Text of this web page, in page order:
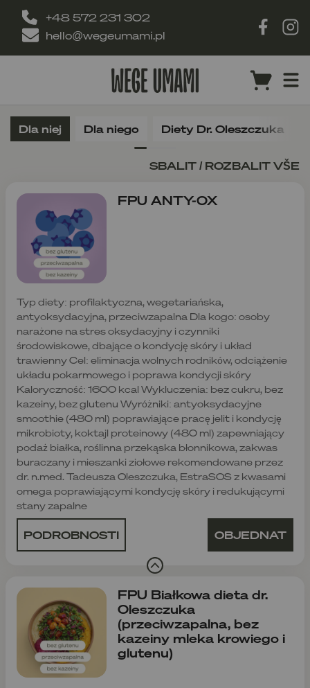
+48 572 231 302
hello@wegeumami.pl
Dla niej Dla niego Diety Dr. Oleszczuka
SBALIT / ROZBALIT VŠE
FPU ANTY-OX
Typ diety: profilaktyczna, wegetariańska,
antyoksydacyjna, przeciwzapalna Dla kogo: osoby
narażone na stres oksydacyjny i czynniki
środowiskowe, dbające o kondycję skóry i układ
trawienny Cel: eliminacja wolnych rodników, odciążenie
układu pokarmowego i poprawa kondycji skóry
Kaloryczność: 1600 kcal Wykluczenia: bez cukru, bez
kazeiny, bez glutenu Wyróżniki: antyoksydacyjne
smoothie (480 ml) poprawiające pracę jelit i kondycję
mikrobioty, koktajl proteinowy (480 ml) zapewniający
podaż białka, roślinna przekąska błonnikowa, zakwas
buraczany i mieszanki ziołowe rekomendowane przez
dr. n.med. Tadeusza Oleszczuka, EstraSOS z kwasami
omega poprawiającymi kondycję skóry i redukującymi
stany zapalne
PODROBNOSTI OBJEDNAT
FPU Białkowa dieta dr.
Oleszczuka
(przeciwzapalna, bez
kazeiny mleka krowiego i
glutenu)